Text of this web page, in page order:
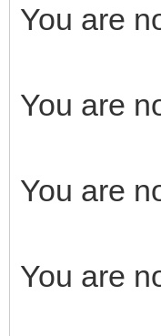
You are
You are
You are
You are